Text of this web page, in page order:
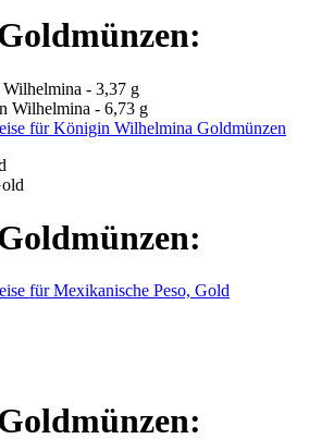
- 3,37 g
Wilhelmina - 6,73 g
für Königin Wilhelmina Goldmünzen
für Mexikanische Peso, Gold